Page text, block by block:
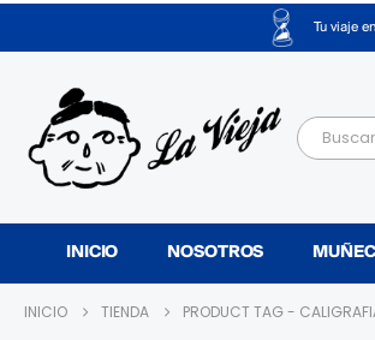
Tu viaje
INICIO NOSOTROS
INICIO TIENDA PRODUCT TAG -